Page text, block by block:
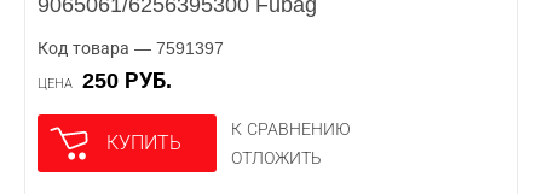
9065061/6256395300 Fubag
Код товара — 7591397
ЦЕНА 250 РУБ.
КУПИТЬ
К СРАВНЕНИЮ
ОТЛОЖИТЬ